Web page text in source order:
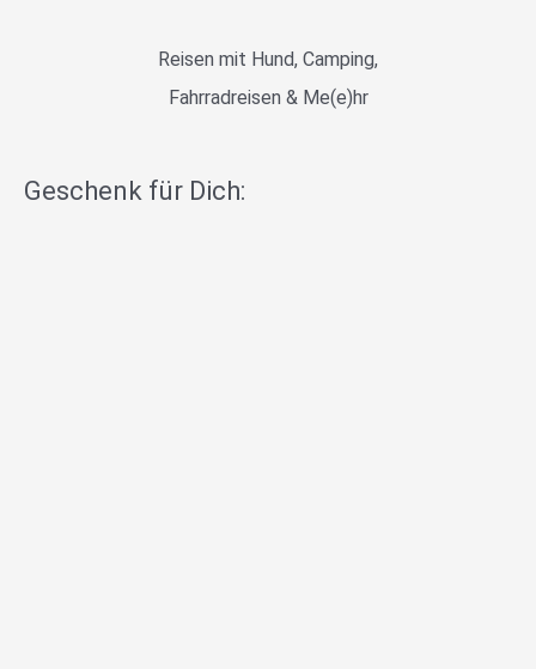
Reisen mit Hund, Camping,
Fahrradreisen & Me(e)hr
Geschenk für Dich: